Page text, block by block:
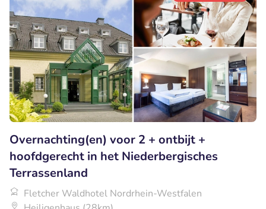
Overnachting(en) voor 2 + ontbijt +
hoofdgerecht in het Niederbergisches
Terrassenland
Fletcher Waldhotel Nordrhein-Westfalen